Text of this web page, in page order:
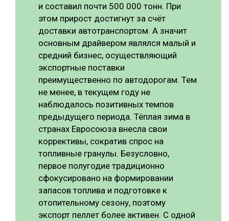
и составил почти 500 000 тонн. При
этом прирост достигнут за счёт
доставки автотранспортом. А значит
основным драйвером являлся малый и
средний бизнес, осуществляющий
экспортные поставки
преимущественно по автодорогам. Тем
не менее, в текущем году не
наблюдалось позитивных темпов
предыдущего периода. Тёплая зима в
странах Евросоюза внесла свои
коррективы, сократив спрос на
топливные гранулы. Безусловно,
первое полугодие традиционно
сфокусировано на формировании
запасов топлива и подготовке к
отопительному сезону, поэтому
экспорт пеллет более активен. С одной